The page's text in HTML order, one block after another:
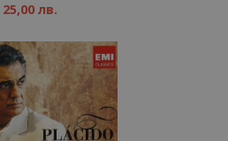
25,00 лв.